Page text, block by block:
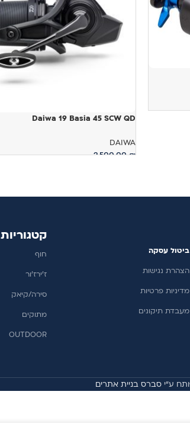
Daiwa 19 Basia 45 SCW QD
DAIWA
2,500.00₪
ביטול עסקה
הצהרת נגישות
מדיניות פרטיות
מעבדת תיקונים
קטגוריות
חוף
ז'ירז'ור
סירה/קיאק
מתוקים
OUTDOOR
סברס בניית אתרים